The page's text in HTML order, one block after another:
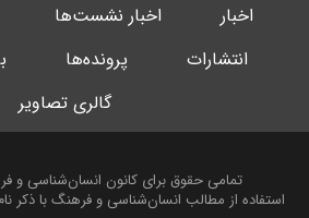
اخبار اخبار نشست‌ها
انتشارات
پرونده‌ها
گالری تصاویر
تمامی حقوق برای کانون انسان‌شناسی و
استفاده از مطالب انسان‌شناسی و فرهنگ با ذکر